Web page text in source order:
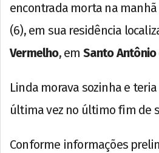
encontrada morta na
(6), em sua residência
Vermelho, em Santo Antônio
Linda morava sozinha e
última vez no último fim de
Conforme informações